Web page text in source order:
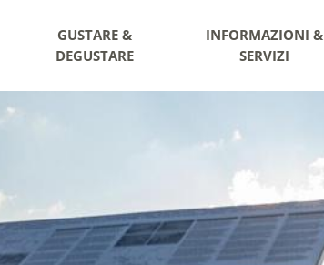
GUSTARE &
DEGUSTARE
INFORMAZIONI &
SERVIZI